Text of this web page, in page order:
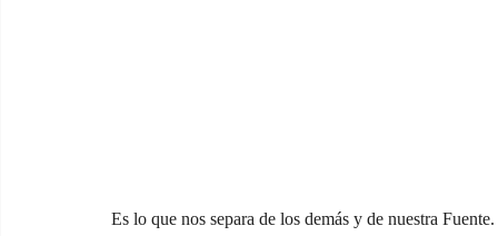
Es lo que nos separa de los demás y de nuestra